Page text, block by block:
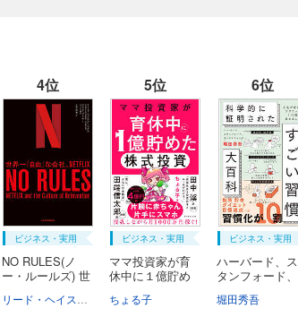
村瀬俊朗
4位
ビジネス・実用
NO RULES(ノ
ー・ルールズ) 世
エリン・メイヤー 土方奈美
5位
ビジネス・実用
ママ投資家が育
休中に１億貯め
ちょる子
6位
ビジネス・実用
ハーバード、ス
タンフォード、
堀田秀吾